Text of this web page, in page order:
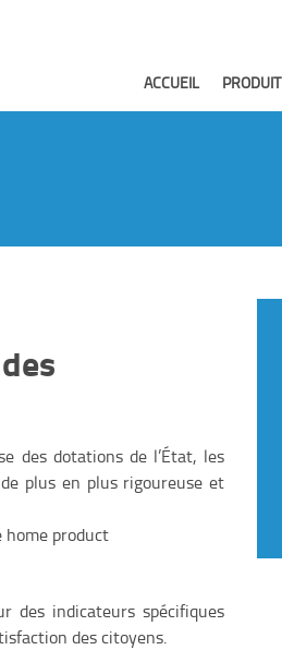
ACCUEIL PRODUIT
des dotations de l’État, les
plus en plus rigoureuse et
des indicateurs spécifiques
des citoyens.